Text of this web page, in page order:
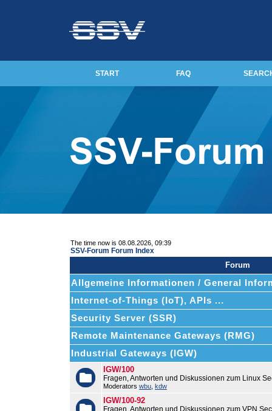
START FAQ
The time now is 08.08.2026, 09:39
SSV-Forum Forum Index
Forum
Allgemeine Informationen / General
Internet-of-Things (IoT), APIs ...
Security Server (SSR)
Remote Maintenance Gateways (RMG)
Industrial Gateways (IGW)
IGW/100
Fragen, Antworten und Diskussionen zum Linux
Moderators wbu kdw
IGW/100-92
Fragen, Antworten und Diskussionen zum VPN